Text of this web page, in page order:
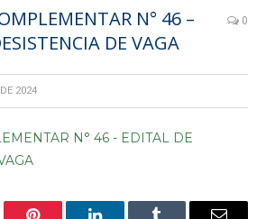
N° 46 –
DE VAGA
0
2024
N° 46 - EDITAL DE